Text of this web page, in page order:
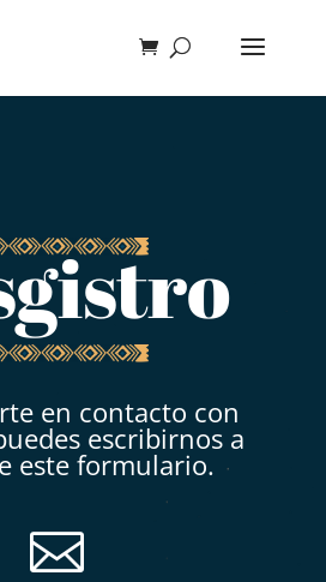
en contacto con
escribirnos a
este formulario.
